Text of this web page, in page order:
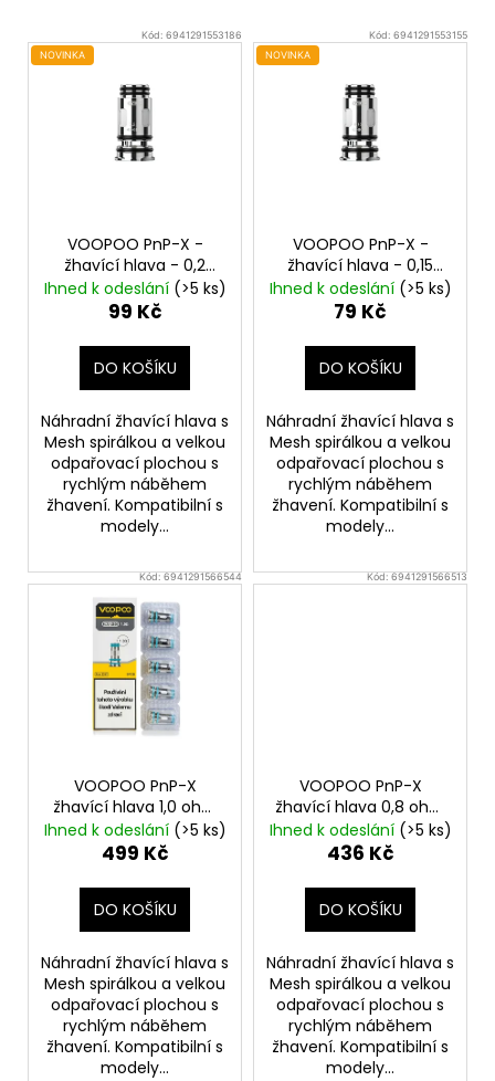
V
ý
Kód: 6941291553186
NOVINKA
VOOPOO PnP-X -
žhavící hlava - 0,2
ohm
Ihned k odeslání (>5 ks)
99 Kč
DO KOŠÍKU
Náhradní žhavící hlava s
Mesh spirálkou a velkou
odpařovací plochou s
rychlým náběhem
žhavení. Kompatibilní s
modely...
Kód: 6941291553155
NOVINKA
VOOPOO PnP-X -
žhavící hlava - 0,15
ohm
Ihned k odeslání (>5 ks)
79 Kč
DO KOŠÍKU
Náhradní žhavící hlava s
Mesh spirálkou a velkou
odpařovací plochou s
rychlým náběhem
žhavení. Kompatibilní s
modely...
Kód:6941291566544
VOOPOO PnP-X
žhavící hlava 1,0 ohm
5ks
Ihned k odeslání (>5 ks)
499 Kč
DO KOŠÍKU
Náhradní žhavící hlava s
Mesh spirálkou a velkou
odpařovací plochou s
rychlým náběhem
žhavení. Kompatibilní s
modely...
Kód:6941291566513
VOOPOO PnP-X
žhavící hlava 0,8 ohm
5ks
Ihned k odeslání (>5 ks)
436 Kč
DO KOŠÍKU
Náhradní žhavící hlava s
Mesh spirálkou a velkou
odpařovací plochou s
rychlým náběhem
žhavení. Kompatibilní s
modely...